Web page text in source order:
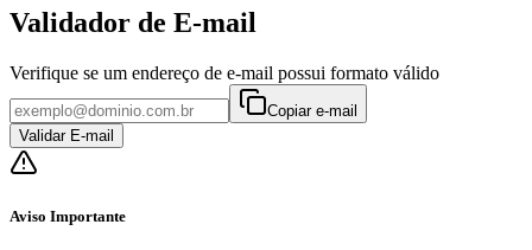
Validador de E-mail
Verifique se um endereço de e-mail possui formato válido
Copiar e-mail
Validar E-mail
Aviso Importante